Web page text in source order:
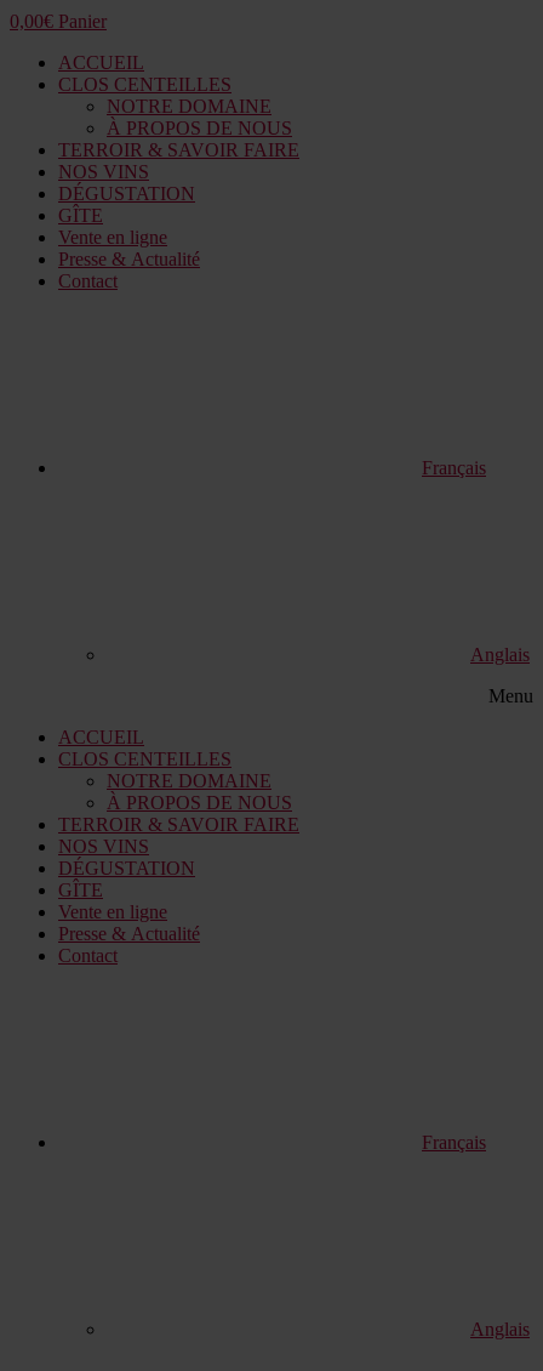
0,00€ Panier
ACCUEIL
CLOS CENTEILLES
NOTRE DOMAINE
À PROPOS DE NOUS
TERROIR & SAVOIR FAIRE
NOS VINS
DÉGUSTATION
GÎTE
Vente en ligne
Presse & Actualité
Contact
Français
Anglais
Menu
ACCUEIL
CLOS CENTEILLES
NOTRE DOMAINE
À PROPOS DE NOUS
TERROIR & SAVOIR FAIRE
NOS VINS
DÉGUSTATION
GÎTE
Vente en ligne
Presse & Actualité
Contact
Français
Anglais